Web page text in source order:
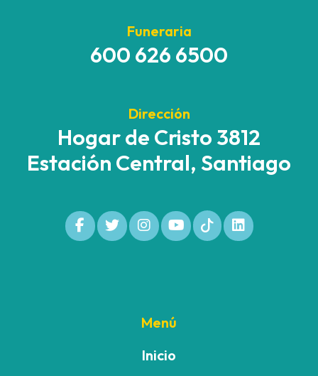
Funeraria
600 626 6500
Dirección
Hogar de Cristo 3812
Estación Central, Santiago
Menú
Inicio